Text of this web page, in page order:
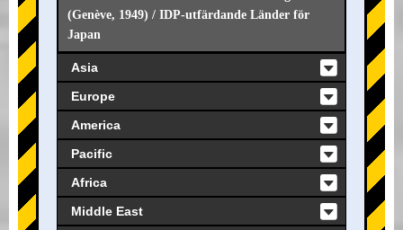
(Genève, 1949) / IDP-utfärdande Länder för
Japan
Asia
Europe
America
Pacific
Africa
Middle East